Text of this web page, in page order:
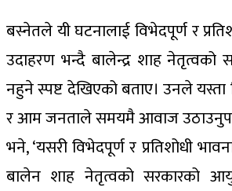
बस्नेतले यी घटनालाई विभेदपूर्ण र
उदाहरण भन्दै बालेन्द्र शाह नेतृत्वको
नहुने स्पष्ट देखिएको बताए। उनले
र आम जनताले समयमै आवाज
भने, ‘यसरी विभेदपूर्ण र प्रतिशोधी
बालेन शाह नेतृत्वको सरकारको